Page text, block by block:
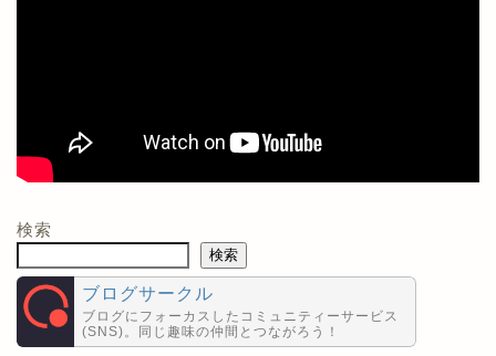
検索
検索
ブログサークル
ブログにフォーカスしたコミュニティーサービス
(SNS)。同じ趣味の仲間とつながろう！